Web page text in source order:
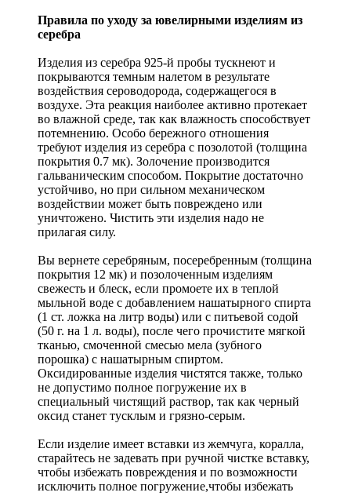
Правила по уходу за ювелирными изделиям из
серебра
Изделия из серебра 925-й пробы тускнеют и
покрываются темным налетом в результате
воздействия сероводорода, содержащегося в
воздухе. Эта реакция наиболее активно протекает
во влажной среде, так как влажность способствует
потемнению. Особо бережного отношения
требуют изделия из серебра с позолотой (толщина
покрытия 0.7 мк). Золочение производится
гальваническим способом. Покрытие достаточно
устойчиво, но при сильном механическом
воздействии может быть повреждено или
уничтожено. Чистить эти изделия надо не
прилагая силу.
Вы вернете серебряным, посеребренным (толщина
покрытия 12 мк) и позолоченным изделиям
свежесть и блеск, если промоете их в теплой
мыльной воде с добавлением нашатырного спирта
(1 ст. ложка на литр воды) или с питьевой содой
(50 г. на 1 л. воды), после чего прочистите мягкой
тканью, смоченной смесью мела (зубного
порошка) с нашатырным спиртом.
Оксидированные изделия чистятся также, только
не допустимо полное погружение их в
специальный чистящий раствор, так как черный
оксид станет тусклым и грязно-серым.
Если изделие имеет вставки из жемчуга, коралла,
старайтесь не задевать при ручной чистке вставку,
чтобы избежать повреждения и по возможности
исключить полное погружение,чтобы избежать